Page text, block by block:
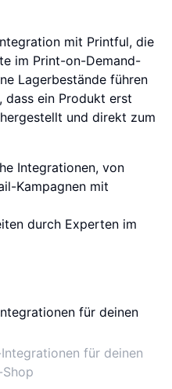
mit Printful, die
im Print-on-Demand-
Lagerbestände führen
dass ein Produkt erst
und direkt zum
Integrationen, von
Kampagnen mit
durch Experten im
für deinen